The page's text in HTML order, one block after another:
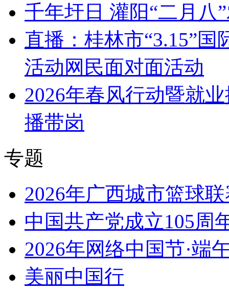
千年圩日 灌阳“二月八
直播：桂林市“3.15”
活动网民面对面活动
2026年春风行动暨就
播带岗
专题
2026年广西城市篮球
中国共产党成立105周
2026年网络中国节·端
美丽中国行